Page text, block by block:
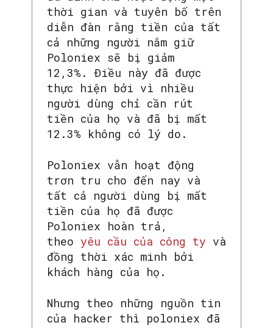
thời gian và tuyên bố trên
diễn đàn rằng tiền của tất
cả những người nắm giữ
Poloniex sẽ bị giảm
12,3%. Điều này đã được
thực hiện bởi vì nhiều
người dùng chỉ cần rút
tiền của họ và đã bị mất
12.3% không có lý do.
Poloniex vẫn hoạt động
trơn tru cho đến nay và
tất cả người dùng bị mất
tiền của họ đã được
Poloniex hoàn trả,
theo yêu cầu của công ty và
đồng thời xác minh bởi
khách hàng của họ.
Nhưng theo những nguồn tin
của hacker thì poloniex đã